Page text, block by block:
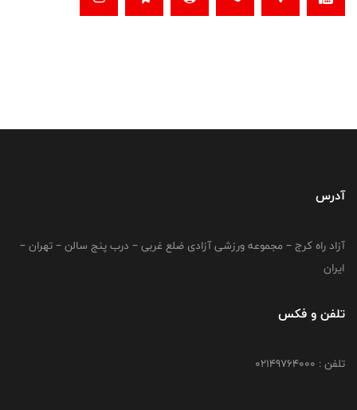
آدرس
آزاد راه کرج – مجموعه ورزشی آزادی ضلع غربی – درب پنج سالن – تهران –
ایران
تلفن و فکس
تلفن : 02149764000